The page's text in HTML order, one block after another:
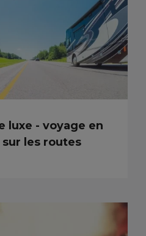
luxe - voyage en
les routes